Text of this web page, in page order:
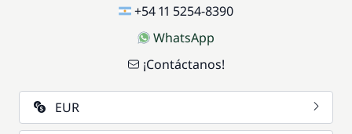
+54 11 5254-8390
WhatsApp
¡Contáctanos!
EUR